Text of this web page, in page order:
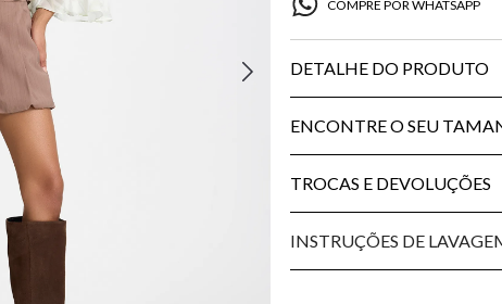
COMPRE POR WHATSAPP
DETALHE DO PRODUTO
ENCONTRE O SEU
TROCAS E DEVOLUÇÕES
INSTRUÇÕES DE